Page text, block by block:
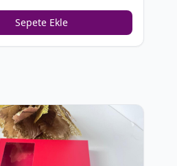
Sepete Ekle